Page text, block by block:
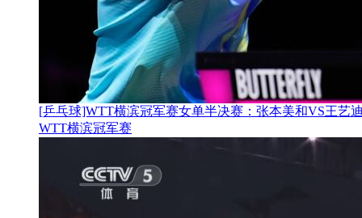
[乒乓球]WTT横滨冠军赛女单半决赛：张本美和VS王艺
WTT横滨冠军赛